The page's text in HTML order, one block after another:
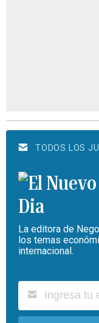
TODOS LOS
La editora de
los temas
internacional.